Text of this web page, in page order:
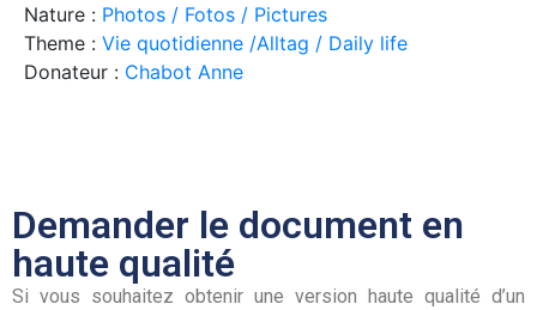
Nature : Photos / Fotos / Pictures
Theme : Vie quotidienne /Alltag / Daily life
Donateur : Chabot Anne
Demander le document en
haute qualité
Si vous souhaitez obtenir une version haute qualité d’un